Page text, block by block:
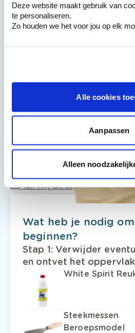
Deze website maakt gebruik van
te personaliseren.
Zo houden we het voor jou op elk
Alle cookies
Aanpassen
Alleen
afwerklagen er
situatie.
Je kan die in
de dag of twee
gewoon verder
in een bokaal met
resten naar het
Mail mij dit stappenplan
Wat heb je nodig
beginnen?
Stap 1: Verwijder
en ontvet het oppervlak
White Spirit
Steekmessen
Beroepsmodel